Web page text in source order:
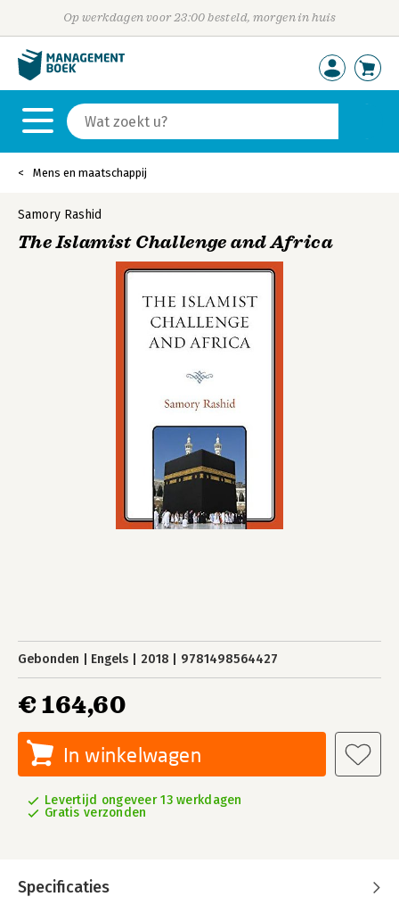
Op werkdagen voor 23:00 besteld, morgen in huis
Mens en maatschappij
Samory Rashid
The Islamist Challenge and Africa
Gebonden Engels 2018 9781498564427
€ 164,60
In winkelwagen
Levertijd ongeveer 13 werkdagen
Gratis verzonden
Specificaties